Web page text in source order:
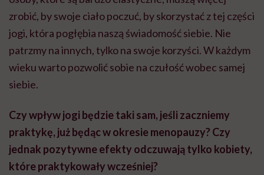
zrobić, by swoje ciało poczuć, by skorzystać z tej części
jogi, która pogłębia naszą świadomość siebie. Nie
patrzmy na innych, tylko na swoje korzyści. W każdym
wieku warto pozwolić sobie na czułość wobec samej
siebie.
Czy wpływ jogi będzie taki sam, jeśli zaczniemy
praktykę, już będąc w okresie menopauzy? Czy
jednak pozytywne efekty odczuwają tylko kobiety,
które praktykowały wcześniej?